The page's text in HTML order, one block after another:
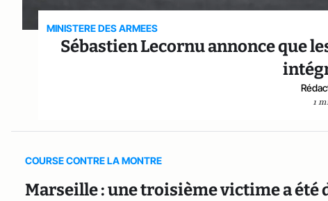
MINISTERE DES ARMEES
Sébastien Lecornu annonce que
1
COURSE CONTRE LA MONTRE
Marseille : une troisième victime a été